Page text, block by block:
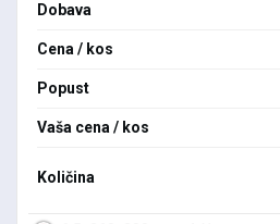
Dobava
Cena / kos
Popust
Vaša cena / kos
Količina